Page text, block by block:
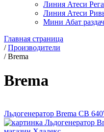
Линия Атеси
Линия Атеси
Мини Абат
Главная страница
/Производители
/Brema
Brema
Льдогенератор Brema CB